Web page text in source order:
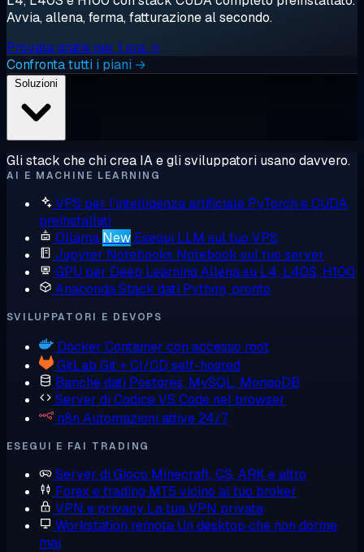
Avvia, allena, ferma, fatturazione al secondo.
Provala gratis per 1 ora →
Confronta tutti i piani →
Gli stack che chi crea IA e gli sviluppatori usano davvero.
AI E MACHINE LEARNING
VPS per l'intelligenza artificiale PyTorch e CUDA
preinstallati
Ollama New Esegui LLM sul tuo VPS
Jupyter Notebooks Notebook sul tuo server
GPU per Deep Learning Allena su L4, L40S, H100
AnacondaStack dati Python, pronto
SVILUPPATORI E DEVOPS
Docker Container con accesso root
GitLab Git + CI/CD self-hosted
Banche dati Postgres, MySQL, MongoDB
Server di CodiceVS Code nel browser
n8n Automazioni attive 24/7
ESEGUI E FAI TRADING
Server di Gioco Minecraft, CS, ARK e altro
Forex e trading MT5 vicino al tuo broker
VPN e privacy La tua VPN privata
Workstation remota Un desktop che non dorme
mai